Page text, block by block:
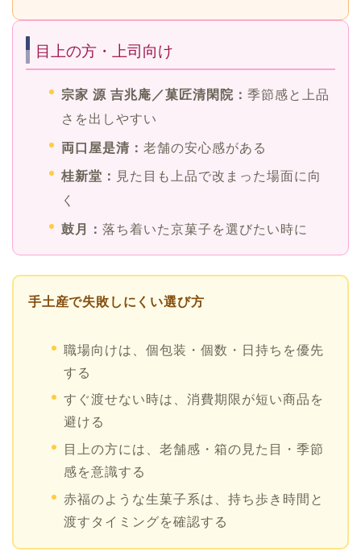
目上の方・上司向け
宗家 源 吉兆庵／菓匠清閑院：季節感と上品
さを出しやすい
両口屋是清：老舗の安心感がある
桂新堂： 見た目も上品で改まった場面に向
く
鼓月：落ち着いた京菓子を選びたい時に
手土産で失敗しにくい選び方
職場向けは、個包装・個数・日持ちを優先
する
すぐ渡せない時は、消費期限が短い商品を
避ける
目上の方には、老舗感・箱の見た目・季節
感を意識する
赤福のような生菓子系は、持ち歩き時間と
渡すタイミングを確認する